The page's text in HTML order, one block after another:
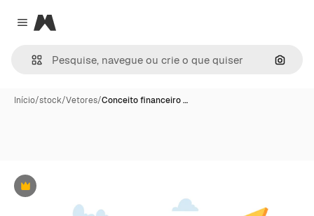
Close menu
Magnific
Início/stock/Vetores/Conceito financeiro …
Premium